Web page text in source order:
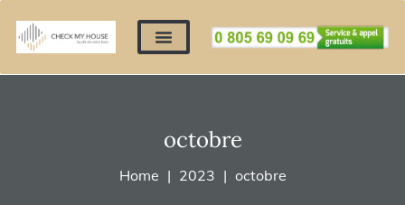
octobre
Home 2023 octobre